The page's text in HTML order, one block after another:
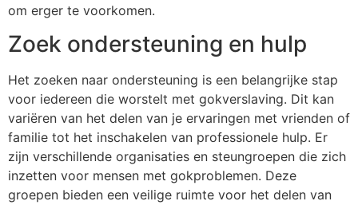
om erger te voorkomen.
Zoek ondersteuning en hulp
Het zoeken naar ondersteuning is een belangrijke stap
voor iedereen die worstelt met gokverslaving. Dit kan
variëren van het delen van je ervaringen met vrienden of
familie tot het inschakelen van professionele hulp. Er
zijn verschillende organisaties en steungroepen die zich
inzetten voor mensen met gokproblemen. Deze
groepen bieden een veilige ruimte voor het delen van